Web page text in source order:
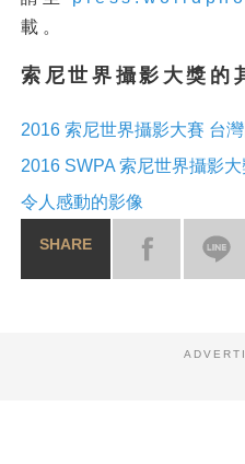
載。
索尼世界攝影大獎的
2016 索尼世界攝影大賽 台
2016 SWPA 索尼世界攝影
令人感動的影像
SHARE